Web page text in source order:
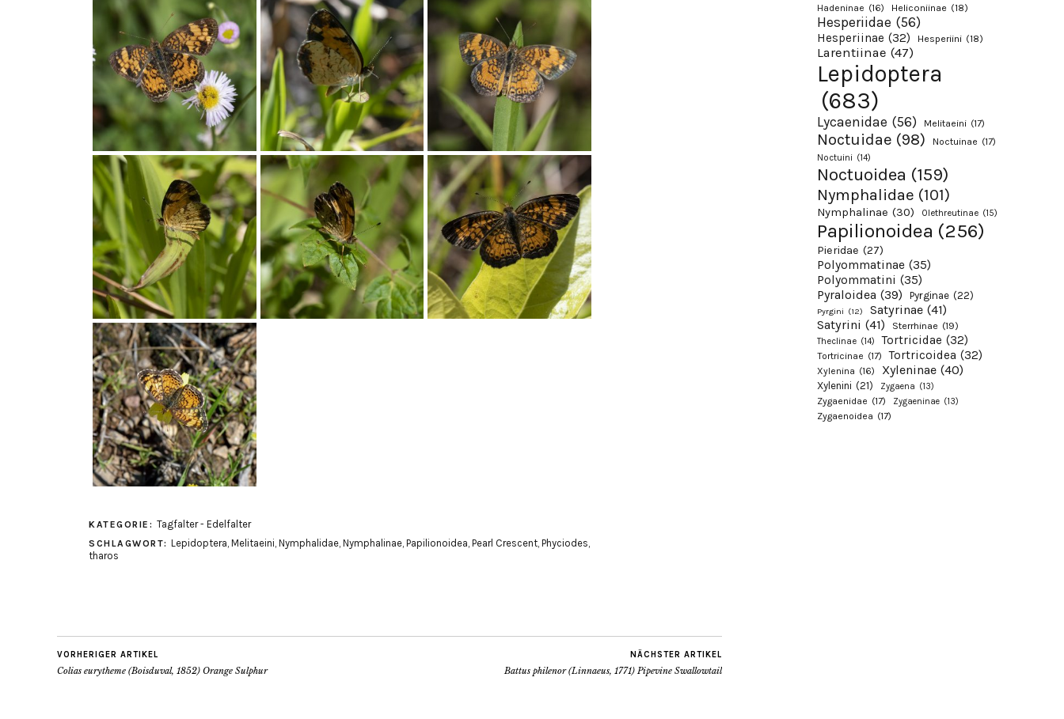
KATEGORIE: Tagfalter - Edelfalter
SCHLAGWORT: Lepidoptera Melitaeini Nymphalidae Nymphalinae Papilionoidea Pearl Crescent Phyciodes
tharos
VORHERIGER ARTIKEL
Colias eurytheme (Boisduval, 1852) Orange Sulphur
NÄCHSTER ARTIKEL
Battus philenor (Linnaeus, 1771) Pipevine Swallowtail
Hadeninae (16) Heliconiinae (18)
Hesperiidae (56)
Hesperiinae (32) Hesperiini (18)
Larentiinae (47)
Lepidoptera
(683)
Lycaenidae (56) Melitaeini (17)
Noctuidae (98) Noctuinae (17)
Noctuini (14)
Noctuoidea (159)
Nymphalidae (101)
Nymphalinae (30) Olethreutinae (15)
Papilionoidea (256)
Pieridae (27)
Polyommatinae (35)
Polyommatini (35)
Pyraloidea (39) Pyrginae (22)
Pyrgini (12) Satyrinae (41)
Satyrini (41) Sterrhinae (19)
Theclinae (14) Tortricidae (32)
Tortricinae (17) Tortricoidea (32)
Xylenina (16) Xyleninae (40)
Xylenini (21) Zygaena (13)
Zygaenidae (17) Zygaeninae (13)
Zygaenoidea (17)